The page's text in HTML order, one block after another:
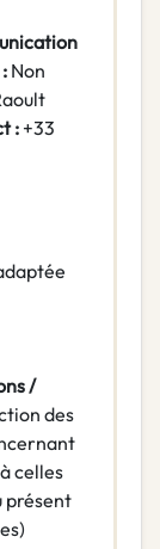
Non
: +33
/
des
celles
présent